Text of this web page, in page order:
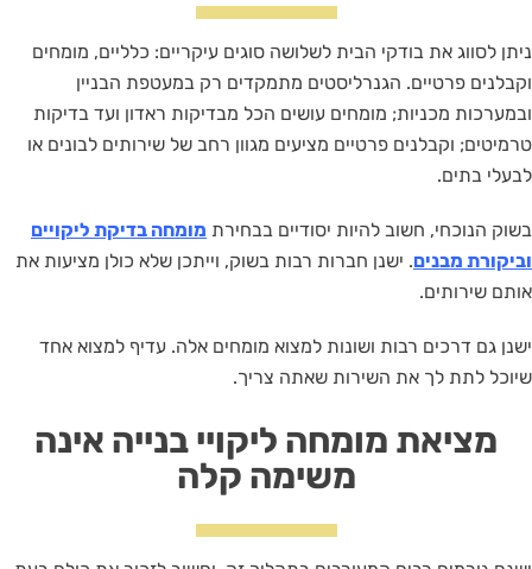
ניתן לסווג את בודקי הבית לשלושה סוגים עיקריים: כלליים, מומחים
וקבלנים פרטיים. הגנרליסטים מתמקדים רק במעטפת הבניין
ובמערכות מכניות; מומחים עושים הכל מבדיקות ראדון ועד בדיקות
טרמיטים; וקבלנים פרטיים מציעים מגוון רחב של שירותים לבונים או
לבעלי בתים.
בשוק הנוכחי, חשוב להיות יסודיים בבחירת מומחה בדיקת ליקויים
וביקורת מבנים. ישנן חברות רבות בשוק, וייתכן שלא כולן מציעות את
אותם שירותים.
ישנן גם דרכים רבות ושונות למצוא מומחים אלה. עדיף למצוא אחד
שיוכל לתת לך את השירות שאתה צריך.
מציאת מומחה ליקויי בנייה אינה
משימה קלה